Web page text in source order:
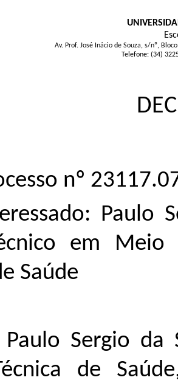
Av. Prof. José Inácio de Souza, s/nº,
Telefone: (34)
nº
Paulo
em
Saúde
Paulo Sergio da
de